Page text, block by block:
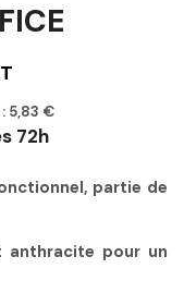
5,83 €
72h
partie de
anthracite pour un